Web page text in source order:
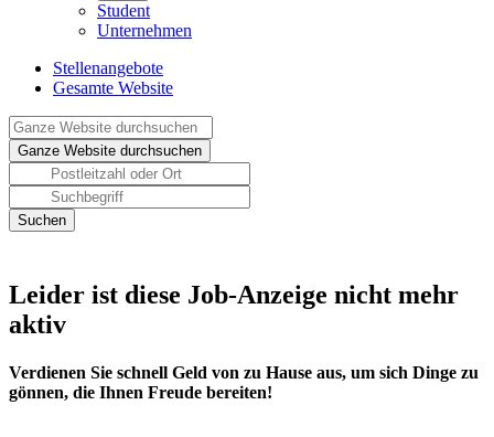
Student
Unternehmen
Stellenangebote
Gesamte Website
Leider ist diese Job-Anzeige nicht mehr
aktiv
Verdienen Sie schnell Geld von zu Hause aus, um sich Dinge zu
gönnen, die Ihnen Freude bereiten!